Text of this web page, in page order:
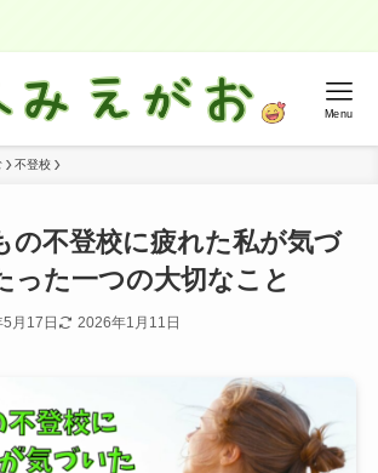
Menu
不登校
の不登校に疲れた私が気づ
った一つの大切なこと
月17日 2026年1月11日